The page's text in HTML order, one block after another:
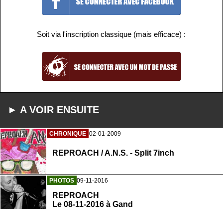
Soit via l'inscription classique (mais efficace) :
► A VOIR ENSUITE
CHRONIQUE 02-01-2009
REPROACH / A.N.S. - Split 7inch
PHOTOS 09-11-2016
REPROACH
Le 08-11-2016 à Gand